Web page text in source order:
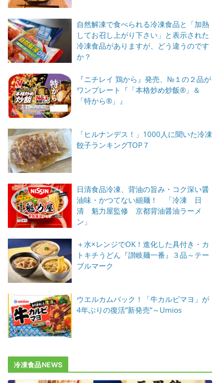
自然解凍で食べられる冷凍食品と「加熱
してお召し上がり下さい」と表示された
冷凍食品がありますが、どう違うのです
か？
『ニチレイ 鶏から』発売、№１の２品が
ワンプレート『「本格炒め炒飯®」＆
「特から®」』
「ヒルナンデス！」1000人に聞いた冷凍
餃子ランキングTOP７
日清食品冷凍、背油の旨み・コク深い醤
油味・かつてない細麺！ 「冷凍 日
清 魁力屋監修 京都背油醤油ラーメ
ン」
＋水×レンジでOK！進化した具付き・カ
トキチうどん『讃岐麺一番』３品～テー
ブルマーク
ウエルカムバック！「牛カルビマヨ」が
4年ぶりの復活”新発売”～Umios
冷凍食品NEWS